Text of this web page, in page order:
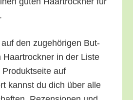
den zuge­hö­ri­gen But­
Haar­trock­ner in der Lis­te
auf
kannst du dich über alle